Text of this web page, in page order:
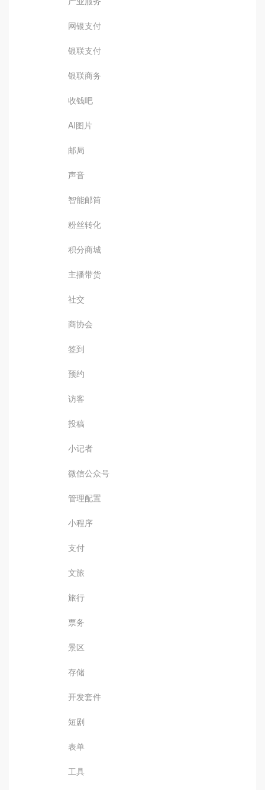
网银支付
银联支付
银联商务
收钱吧
AI图片
邮局
声音
智能邮筒
粉丝转化
积分商城
主播带货
社交
商协会
签到
预约
访客
投稿
小记者
微信公众号
管理配置
小程序
支付
文旅
旅行
票务
景区
存储
开发套件
短剧
表单
工具